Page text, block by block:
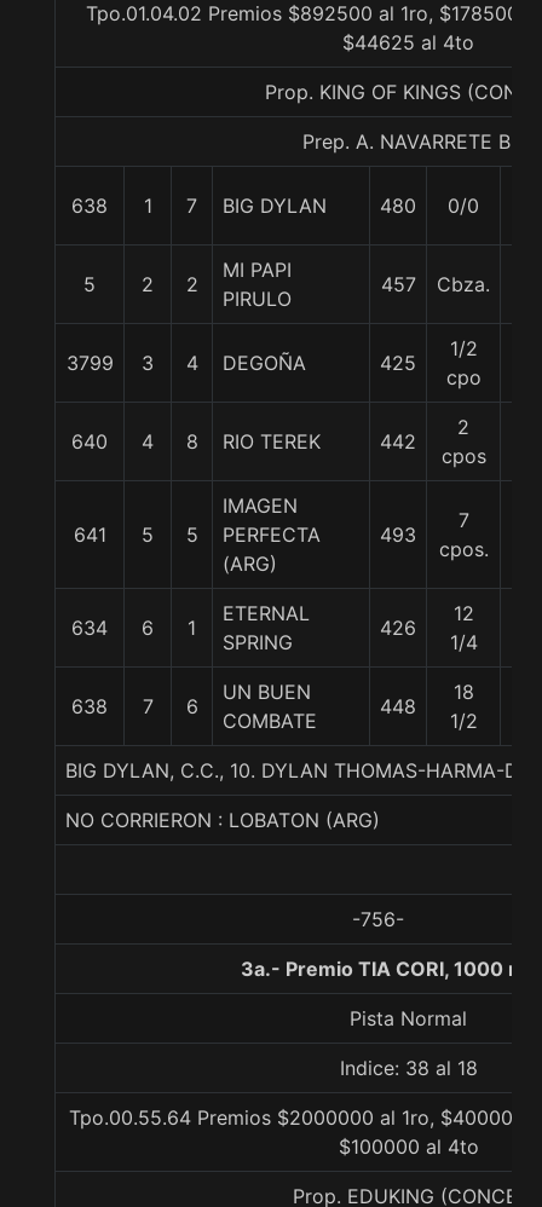
Tpo.01.04.02 Premios $892500 al 1ro, $178500
$44625 al 4to
Prop. KING OF KINGS
Prep. A. NAVARRETE B.
638 1 7 BIG DYLAN 480 0/0
5 2 2
MI PAPI
PIRULO
457 Cbza.
3799 3 4 DEGOÑA 425
1/2
cpo
640 4 8 RIO TEREK 442
2
cpos
641 5 5
IMAGEN
PERFECTA
(ARG)
493
7
cpos.
634 6 1
ETERNAL
SPRING
426
12
1/4
638 7 6
UN BUEN
COMBATE
448
18
1/2
BIG DYLAN, C.C., 10. DYLAN THOMAS-HARMA-
NO CORRIERON : LOBATON (ARG)
-756-
3a.- Premio TIA CORI, 1000
Pista Normal
Indice: 38 al 18
Tpo.00.55.64 Premios $2000000 al 1ro, $400000
$100000 al 4to
Prop. EDUKING (CONCE)